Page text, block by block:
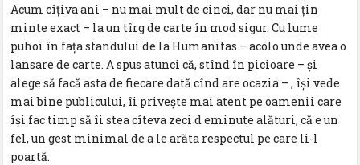
Acum cîţiva ani – nu mai mult de cinci, dar nu mai ţin
minte exact – la un tîrg de carte în mod sigur. Cu lume
puhoi în faţa standului de la Humanitas – acolo unde avea o
lansare de carte. A spus atunci că, stînd în picioare – şi
alege să facă asta de fiecare dată cînd are ocazia – , îşi vede
mai bine publicului, îi priveşte mai atent pe oamenii care
îşi fac timp să îi stea cîteva zeci d eminute alături, că e un
fel, un gest minimal de a le arăta respectul pe care li-l
poartă.